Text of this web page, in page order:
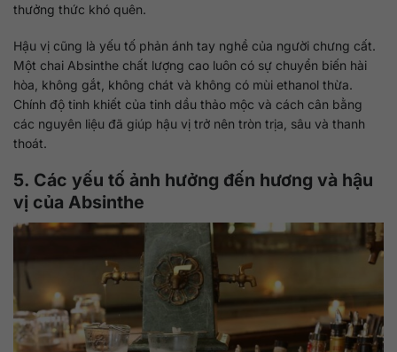
thưởng thức khó quên.
Hậu vị cũng là yếu tố phản ánh tay nghề của người chưng cất.
Một chai Absinthe chất lượng cao luôn có sự chuyển biến hài
hòa, không gắt, không chát và không có mùi ethanol thừa.
Chính độ tinh khiết của tinh dầu thảo mộc và cách cân bằng
các nguyên liệu đã giúp hậu vị trở nên tròn trịa, sâu và thanh
thoát.
5. Các yếu tố ảnh hưởng đến hương và hậu
vị của Absinthe